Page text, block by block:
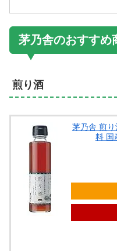
茅乃舎のおすすめ
煎り酒
茅乃舎 煎
料 国